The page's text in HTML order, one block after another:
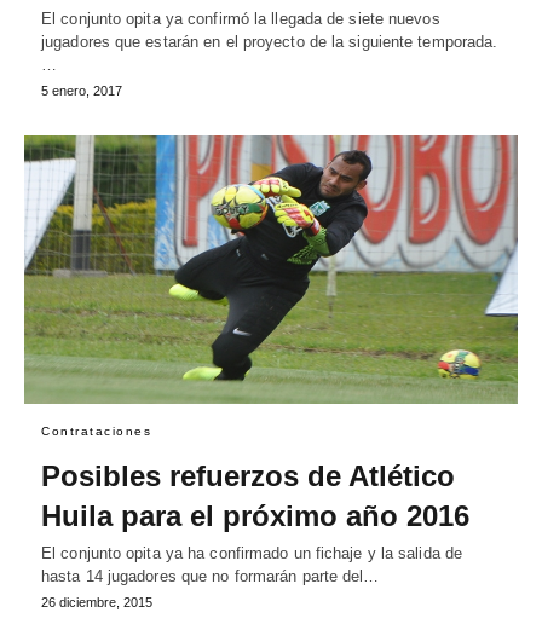
El conjunto opita ya confirmó la llegada de siete nuevos
jugadores que estarán en el proyecto de la siguiente temporada.
…
5 enero, 2017
Contrataciones
Posibles refuerzos de Atlético
Huila para el próximo año 2016
El conjunto opita ya ha confirmado un fichaje y la salida de
hasta 14 jugadores que no formarán parte del…
26 diciembre, 2015